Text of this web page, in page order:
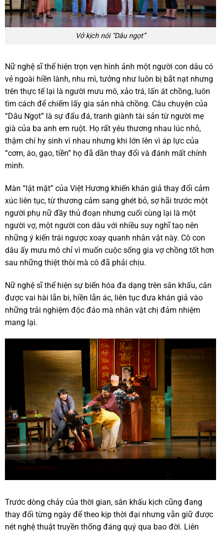
Vở kịch nói “Dâu ngọt”
Nữ nghệ sĩ thể hiện trọn vẹn hình ảnh một người con dâu có
vẻ ngoài hiền lành, nhu mì, tưởng như luôn bị bắt nạt nhưng
trên thực tế lại là người mưu mô, xảo trá, lấn át chồng, luôn
tìm cách để chiếm lấy gia sản nhà chồng. Câu chuyện của
“Dâu Ngọt” là sự đấu đá, tranh giành tài sản từ người mẹ
già của ba anh em ruột. Họ rất yêu thương nhau lúc nhỏ,
thậm chí hy sinh vì nhau nhưng khi lớn lên vì áp lực của
“cơm, áo, gạo, tiền” họ đã dần thay đổi và đánh mất chính
mình.
Màn “lật mặt” của Việt Hương khiến khán giả thay đổi cảm
xúc liên tục, từ thương cảm sang ghét bỏ, sợ hãi trước một
người phụ nữ đầy thủ đoạn nhưng cuối cùng lại là một
người vợ, một người con dâu với nhiều suy nghĩ taọ nên
những ý kiến trái ngược xoay quanh nhân vật này. Cô con
dâu ấy mưu mô chỉ vì muốn cuộc sống gia vợ chồng tốt hơn
sau những thiệt thòi mà cô đã phải chịu.
Nữ nghệ sĩ thể hiện sự biến hóa đa dạng trên sân khấu, cân
được vai hài lẫn bi, hiền lẫn ác, liên tục đưa khán giả vào
những trải nghiệm độc đáo mà nhân vật chị đảm nhiệm
mang lại.
Trước dòng chảy của thời gian, sân khấu kịch cũng đang
thay đổi từng ngày để theo kịp thời đại nhưng vẫn giữ được
nét nghệ thuật truyền thống đáng quý qua bao đời. Liên